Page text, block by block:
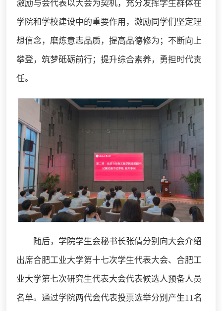
激励与会代表以大会为契机，充分发挥学生群体在
学院和学校建设中的重要作用，激励同学们坚定理
想信念，磨炼意志品质，提高品德修为；不断向上
攀登，筑梦砥砺前行；提升综合素养，勇担时代责
任。
随后，学院学生会秘书长张倩分别向大会介绍
出席合肥工业大学第十七次学生代表大会、合肥工
业大学第七次研究生代表大会代表候选人预备人员
名单。通过学院两代会代表投票选举分别产生11名